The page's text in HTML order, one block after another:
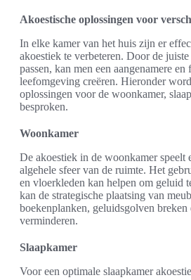
Akoestische oplossingen voor
In elke kamer van het huis zijn er
akoestiek te verbeteren. Door de
passen, kan men een aangenamere en
leefomgeving creëren. Hieronder
oplossingen voor de woonkamer,
besproken.
Woonkamer
De akoestiek in de woonkamer speelt
algehele sfeer van de ruimte. Het
en vloerkleden kan helpen om geluid
kan de strategische plaatsing van
boekenplanken, geluidsgolven breken
verminderen.
Slaapkamer
Voor een optimale slaapkamer